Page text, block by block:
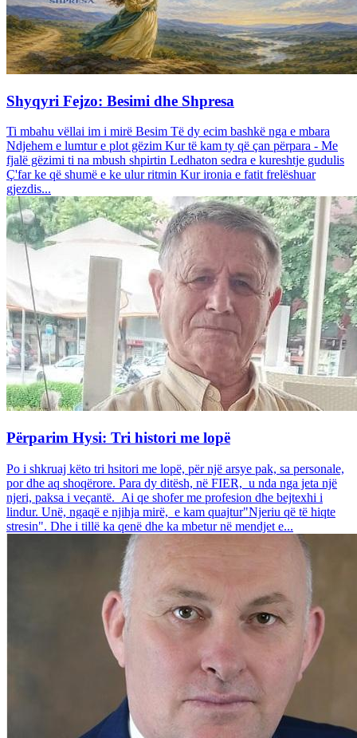
Shyqyri Fejzo: Besimi dhe Shpresa
Ti mbahu vëllai im i mirë Besim Të dy ecim bashkë nga e mbara
Ndjehem e lumtur e plot gëzim Kur të kam ty që çan përpara - Me
fjalë gëzimi ti na mbush shpirtin Ledhaton sedra e kureshtje gudulis
Ç'far ke që shumë e ke ulur ritmin Kur ironia e fatit frelëshuar
gjezdis...
Përparim Hysi: Tri histori me lopë
Po i shkruaj këto tri hsitori me lopë, për një arsye pak, sa personale,
por dhe aq shoqërore. Para dy ditësh, në FIER, u nda nga jeta një
njeri, paksa i veçantë. Ai qe shofer me profesion dhe bejtexhi i
lindur. Unë, ngaqë e njihja mirë, e kam quajtur"Njeriu që të hiqte
stresin". Dhe i tillë ka qenë dhe ka mbetur në mendjet e...